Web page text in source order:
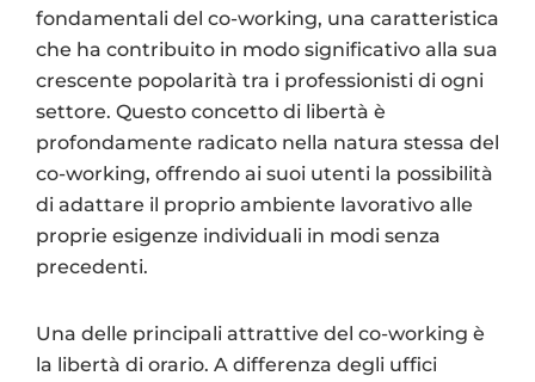
fondamentali del co-working, una caratteristica
che ha contribuito in modo significativo alla sua
crescente popolarità tra i professionisti di ogni
settore. Questo concetto di libertà è
profondamente radicato nella natura stessa del
co-working, offrendo ai suoi utenti la possibilità
di adattare il proprio ambiente lavorativo alle
proprie esigenze individuali in modi senza
precedenti.
Una delle principali attrattive del co-working è
la libertà di orario. A differenza degli uffici